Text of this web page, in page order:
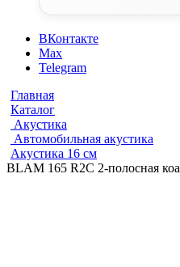
ВКонтакте
Max
Telegram
Главная
Каталог
Акустика
Автомобильная акустика
Акустика 16 см
BLAM 165 R2C 2-полосная